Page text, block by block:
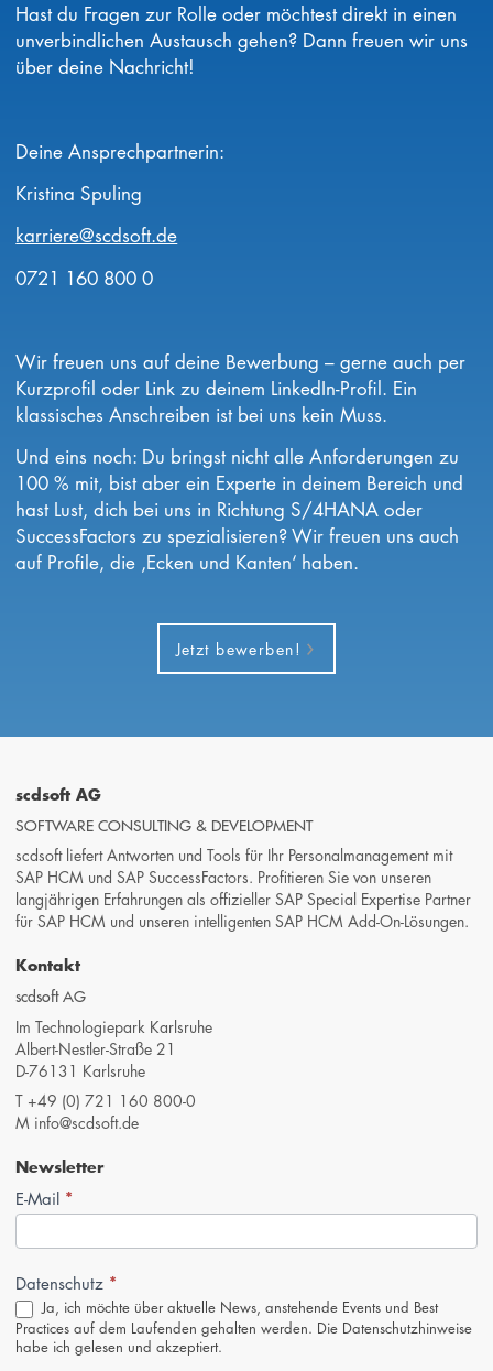
Hast du Fragen zur Rolle oder möchtest direkt in einen
unverbindlichen Austausch gehen? Dann freuen wir uns
über deine Nachricht!
Deine Ansprechpartnerin:
Kristina Spuling
karriere@scdsoft.de
0721 160 800 0
Wir freuen uns auf deine Bewerbung – gerne auch per
Kurzprofil oder Link zu deinem LinkedIn-Profil. Ein
klassisches Anschreiben ist bei uns kein Muss.
Und eins noch: Du bringst nicht alle Anforderungen zu
100 % mit, bist aber ein Experte in deinem Bereich und
hast Lust, dich bei uns in Richtung S/4HANA oder
SuccessFactors zu spezialisieren? Wir freuen uns auch
auf Profile, die ‚Ecken und Kanten‘ haben.
Jetzt bewerben!
scdsoft AG
SOFTWARE CONSULTING & DEVELOPMENT
scdsoft liefert Antworten und Tools für Ihr Personalmanagement mit
SAP HCM und SAP SuccessFactors. Profitieren Sie von unseren
langjährigen Erfahrungen als offizieller SAP Special Expertise Partner
für SAP HCM und unseren intelligenten SAP HCM Add-On-Lösungen.
Kontakt
scdsoft AG
Im Technologiepark Karlsruhe
Albert-Nestler-Straße 21
D-76131 Karlsruhe
T +49 (0) 721 160 800-0
M info@scdsoft.de
Newsletter
Newsletter-
Anmeldung
(Footer,
E-Mail *
Datenschutz *
Ja, ich möchte über aktuelle News, anstehende Events und Best
Practices auf dem Laufenden gehalten werden. Die Datenschutzhinweise
habe ich gelesen und akzeptiert.